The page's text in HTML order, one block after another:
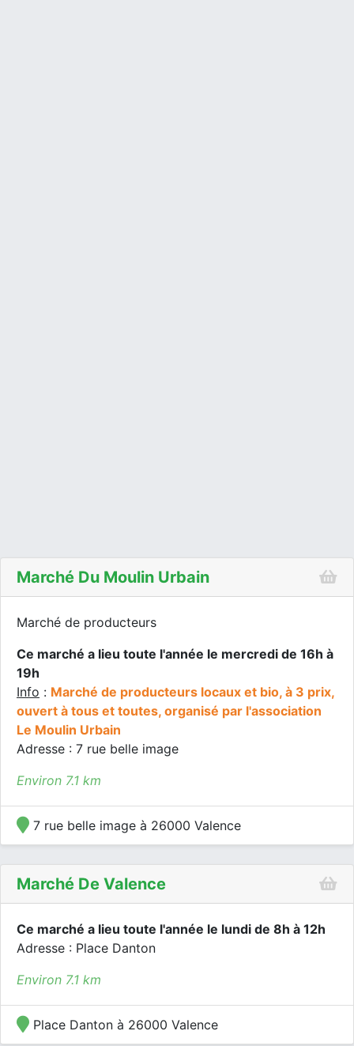
Marché Du Moulin Urbain
Marché de producteurs
Ce marché a lieu toute l'année le mercredi de 16h à
19h
Info : Marché de producteurs locaux et bio, à 3 prix,
ouvert à tous et toutes, organisé par l'association
Le Moulin Urbain
Adresse : 7 rue belle image
Environ 7.1 km
7 rue belle image à 26000 Valence
Marché De Valence
Ce marché a lieu toute l'année le lundi de 8h à 12h
Adresse : Place Danton
Environ 7.1 km
Place Danton à 26000 Valence